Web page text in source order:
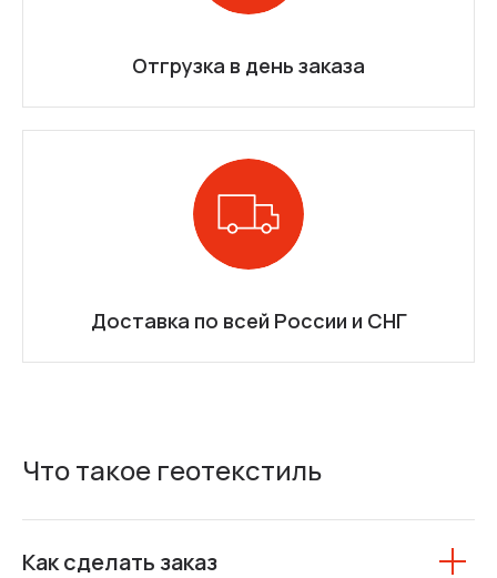
Отгрузка в день заказа
Доставка по всей России и СНГ
Что такое геотекстиль
Как сделать заказ